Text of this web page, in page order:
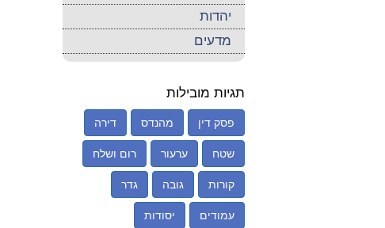
יהדות
מדעים
תגיות מובילות
פסק דין מהנדס דירה
שטח ערעור רום ושלח
קורות גובה גדר
עמודים יסודות